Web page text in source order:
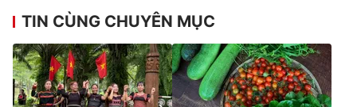
TIN CÙNG CHUYÊN MỤC